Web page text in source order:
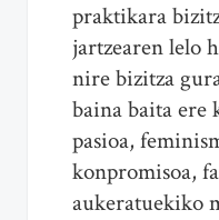
praktikara
jartzearen lelo
nire bizitza
baina baita ere
pasioa,
konpromisoa,
aukeratuekiko